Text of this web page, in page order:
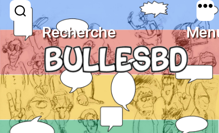
Recherche
BULLESBD